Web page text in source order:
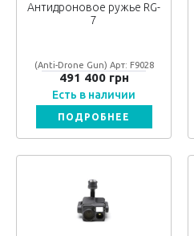
Антидроновое ружье RG-
7
(Anti-Drone Gun) Арт: F9028
491 400 грн
Есть в наличии
ПОДРОБНЕЕ